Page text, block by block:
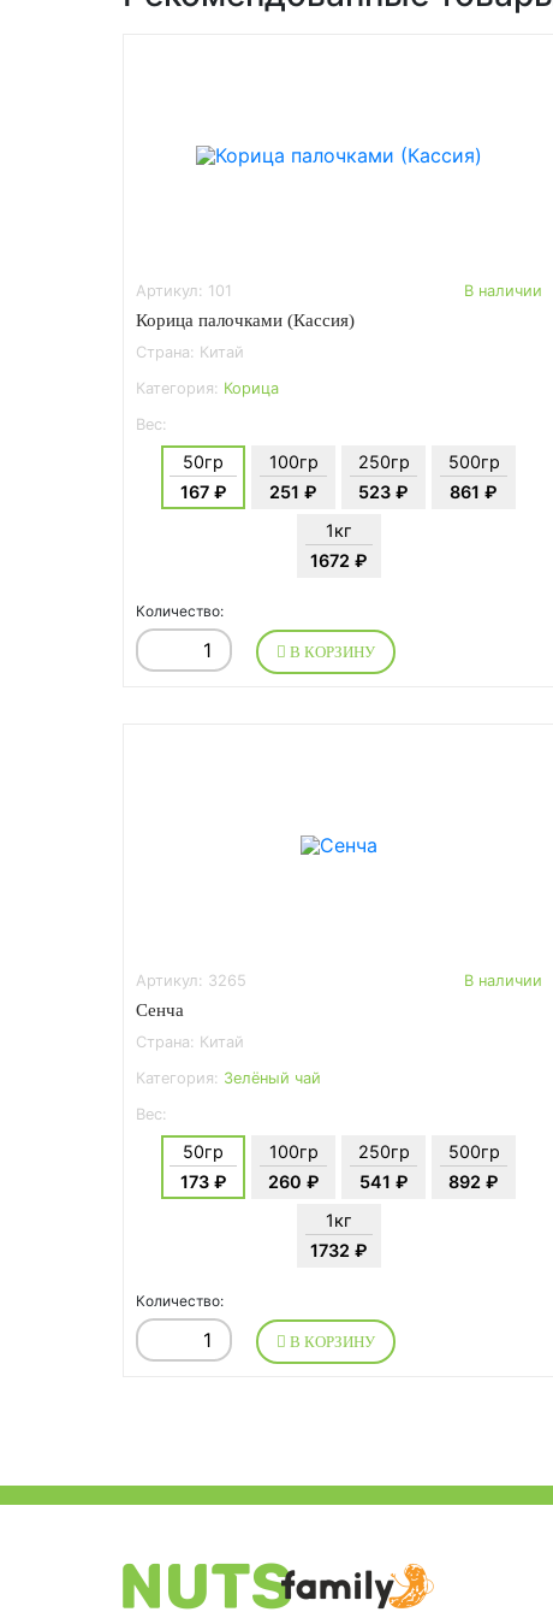
Артикул: 101 В наличии
Корица палочками (Кассия)
Страна: Китай
Категория: Корица
Вес:
50гр
167 ₽
100гр
251 ₽
250гр
523 ₽
500гр
861 ₽
1кг
1672 ₽
Количество:
В КОРЗИНУ
Артикул: 3265 В наличии
Сенча
Страна: Китай
Категория: Зелёный чай
Вес:
50гр
173 ₽
100гр
260 ₽
250гр
541 ₽
500гр
892 ₽
1кг
1732 ₽
Количество:
В КОРЗИНУ